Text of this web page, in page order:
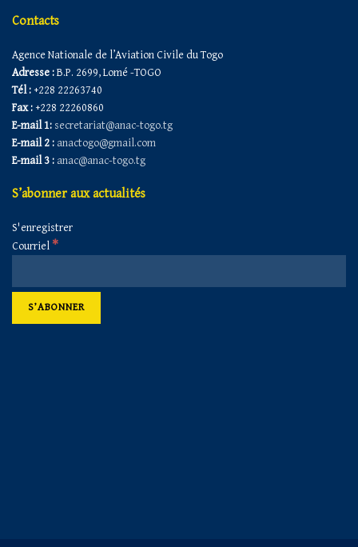
Contacts
Agence Nationale de l’Aviation Civile du Togo
Adresse :B.P. 2699, Lomé -TOGO
Tél : +228 22263740
Fax : +228 22260860
E-mail 1: secretariat@anac-togo.tg
E-mail 2 : anactogo@gmail.com
E-mail 3 : anac@anac-togo.tg
S’abonner aux actualités
S'enregistrer
Courriel*